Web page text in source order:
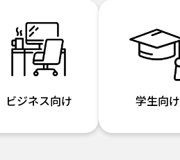
ビジネス向け 学生向け